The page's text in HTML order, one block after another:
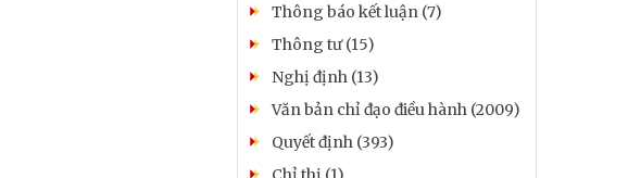
Thông báo kết luận (7)
Thông tư (15)
Nghị định (13)
Văn bản chỉ đạo điều hành (2009)
Quyết định (393)